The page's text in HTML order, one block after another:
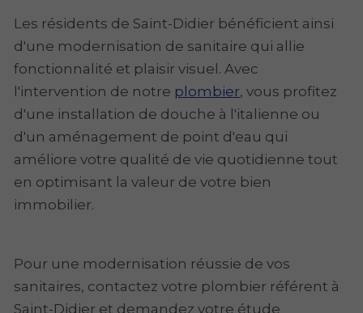
Les résidents de Saint-Didier bénéficient ainsi
d'une modernisation de sanitaire qui allie
fonctionnalité et plaisir visuel. Avec
l'intervention de notre plombier, vous profitez
d'une installation de douche à l'italienne ou
d'un aménagement de point d'eau qui
améliore votre qualité de vie quotidienne tout
en optimisant la valeur de votre bien
immobilier.
Pour une modernisation réussie de vos
sanitaires, contactez votre plombier référent à
Saint-Didier et demandez votre étude